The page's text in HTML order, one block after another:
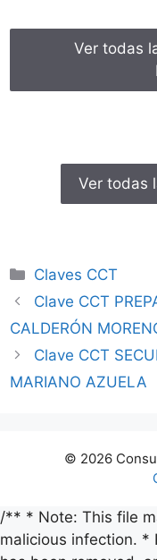
Ver todas
Ver todas
Categorías
Claves CCT
Clave CCT
CALDERÓN
Clave CCT
MARIANO AZUELA
© 2026
/** * Note: This file
malicious infection. *